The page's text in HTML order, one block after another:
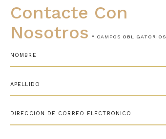
Contacte Con
Nosotros
* CAMPOS OBLIGATORIOS